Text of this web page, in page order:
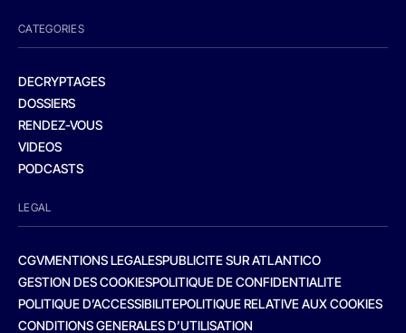
CATEGORIES
DECRYPTAGES
DOSSIERS
RENDEZ-VOUS
VIDEOS
PODCASTS
LEGAL
CGVMENTIONS LEGALESPUBLICITE SUR ATLANTICO
GESTION DES COOKIESPOLITIQUE DE CONFIDENTIALITE
POLITIQUE D’ACCESSIBILITEPOLITIQUE RELATIVE AUX COOKIES
CONDITIONS GENERALES D’UTILISATION